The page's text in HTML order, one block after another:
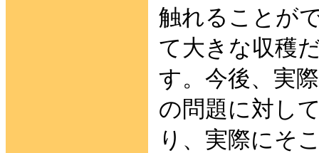
触れることが
て大きな収穫
す。今後、実
の問題に対し
り、実際にそ